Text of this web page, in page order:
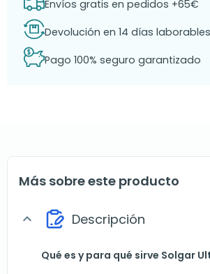
Envíos gratis en pedidos +65€
Devolución en 14 días laborables
Pago 100% seguro garantizado
Más sobre este producto
expand_more Descripción
Qué es y para qué sirve Solgar